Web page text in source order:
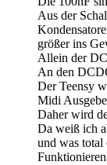
Aus der
größer ins
Allein der
An den
Der Teensy
Midi
Daher wird
Da weiß ich
und was total